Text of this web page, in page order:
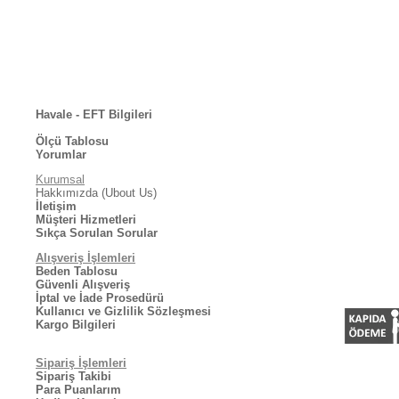
Havale - EFT Bilgileri
Ölçü Tablosu
Yorumlar
Kurumsal
Hakkımızda (Ubout Us)
İletişim
Müşteri Hizmetleri
Sıkça Sorulan Sorular
Alışveriş İşlemleri
Beden Tablosu
Güvenli Alışveriş
İptal ve İade Prosedürü
Kullanıcı ve Gizlilik Sözleşmesi
Kargo Bilgileri
Sipariş İşlemleri
Sipariş Takibi
Para Puanlarım